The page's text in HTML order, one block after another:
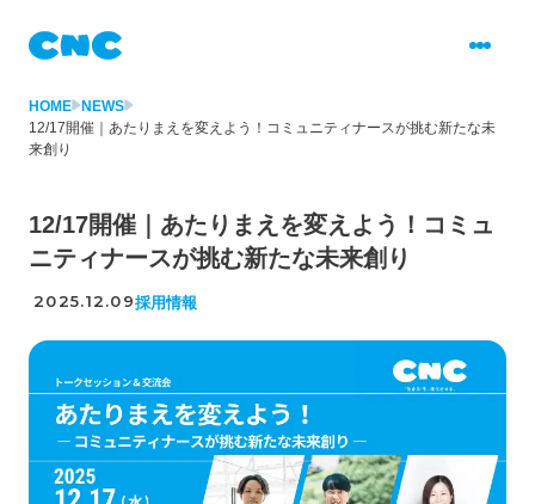
HOME
NEWS
12/17開催｜あたりまえを変えよう！コミュニティナースが挑む新たな未
来創り
12/17開催｜あたりまえを変えよう！コミュ
ニティナースが挑む新たな未来創り
2025.12.09採用情報